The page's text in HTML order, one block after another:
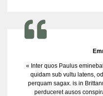
« Inter quos Paulus
quidam sub vultu latens,
perquam sagax. is in
perduceret ausos